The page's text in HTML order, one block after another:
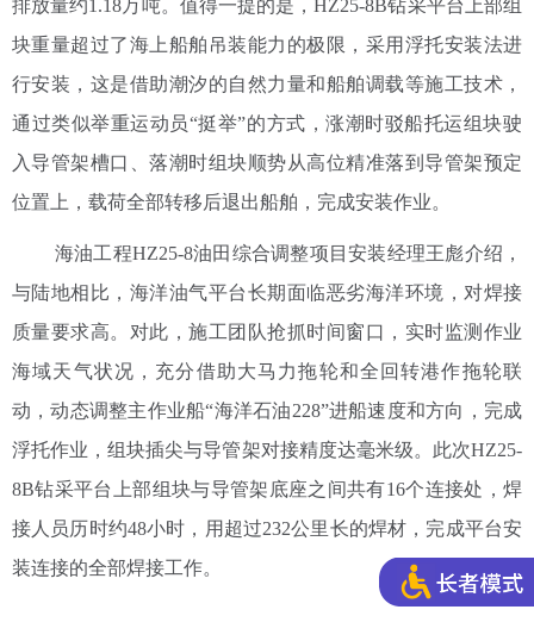
排放量约1.18万吨。值得一提的是，HZ25-8B钻采平台上部组
块重量超过了海上船舶吊装能力的极限，采用浮托安装法进
行安装，这是借助潮汐的自然力量和船舶调载等施工技术，
通过类似举重运动员“挺举”的方式，涨潮时驳船托运组块驶
入导管架槽口、落潮时组块顺势从高位精准落到导管架预定
位置上，载荷全部转移后退出船舶，完成安装作业。
海油工程HZ25-8油田综合调整项目安装经理王彪介绍，
与陆地相比，海洋油气平台长期面临恶劣海洋环境，对焊接
质量要求高。对此，施工团队抢抓时间窗口，实时监测作业
海域天气状况，充分借助大马力拖轮和全回转港作拖轮联
动，动态调整主作业船“海洋石油228”进船速度和方向，完成
浮托作业，组块插尖与导管架对接精度达毫米级。此次HZ25-
8B钻采平台上部组块与导管架底座之间共有16个连接处，焊
接人员历时约48小时，用超过232公里长的焊材，完成平台安
装连接的全部焊接工作。